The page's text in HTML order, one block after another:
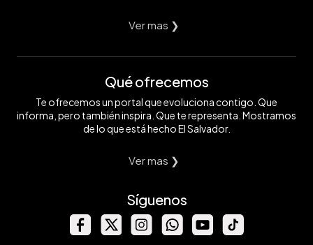
Ver mas ❯
Qué ofrecemos
Te ofrecemos un portal que evoluciona contigo. Que
informa, pero también inspira. Que te representa. Mostramos
de lo que está hecho El Salvador.
Ver mas ❯
Síguenos